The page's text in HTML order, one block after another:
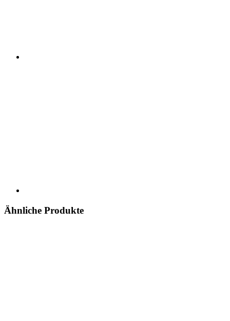
Ähnliche Produkte